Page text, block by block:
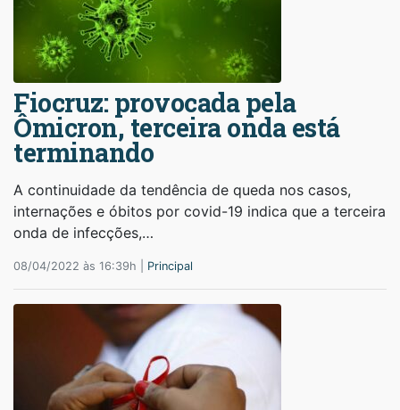
Fiocruz: provocada pela
Ômicron, terceira onda está
terminando
A continuidade da tendência de queda nos casos,
internações e óbitos por covid-19 indica que a terceira
onda de infecções,…
08/04/2022 às 16:39h | Principal